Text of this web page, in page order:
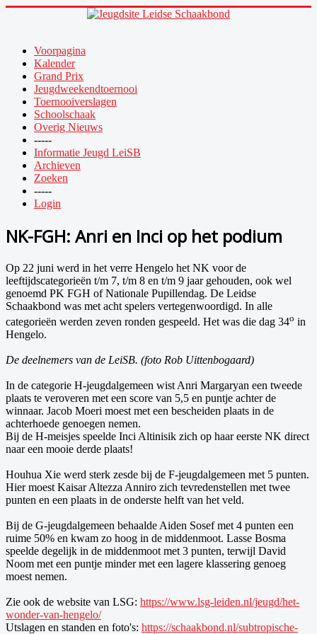
Voorpagina
Kalender
Grand Prix
Jeugdweekendtoernooi
Toernooiverslagen
Schoolschaak
Overig Nieuws
-----
Informatie Jeugd LeiSB
Archieven
Zoeken
-----
Login
NK-FGH: Anri en Inci op het podium
Op 22 juni werd in het verre Hengelo het NK voor de
leeftijdscategorieën t/m 7, t/m 8 en t/m 9 jaar gehouden, ook wel
genoemd PK FGH of Nationale Pupillendag. De Leidse
Schaakbond was met acht spelers vertegenwoordigd. In alle
categorieën werden zeven ronden gespeeld. Het was die dag 34o in
Hengelo.
De deelnemers van de LeiSB. (foto Rob Uittenbogaard)
In de categorie H-jeugdalgemeen wist Anri Margaryan een tweede
plaats te veroveren met een score van 5,5 en puntje achter de
winnaar. Jacob Moeri moest met een bescheiden plaats in de
achterhoede genoegen nemen.
Bij de H-meisjes speelde Inci Altinisik zich op haar eerste NK direct
naar een mooie derde plaats!
Houhua Xie werd sterk zesde bij de F-jeugdalgemeen met 5 punten.
Hier moest Kaisar Altezza Anniro zich tevredenstellen met twee
punten en een plaats in de onderste helft van het veld.
Bij de G-jeugdalgemeen behaalde Aiden Sosef met 4 punten een
ruime 50% en kwam zo hoog in de middenmoot. Lasse Bosma
speelde degelijk in de middenmoot met 3 punten, terwijl David
Noom met een puntje minder met een lagere klassering genoeg
moest nemen.
Zie ook de website van LSG: https://www.lsg-leiden.nl/jeugd/het-
wonder-van-hengelo/
Utslagen en standen en foto's: https://schaakbond.nl/subtropische-